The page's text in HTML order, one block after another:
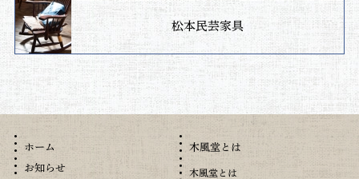
松本民芸家具
ホーム
お知らせ
木風堂とは
木風堂とは